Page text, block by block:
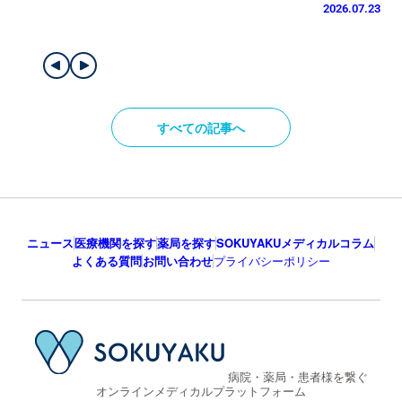
2026.07.23
すべての記事へ
ニュース医療機関を探す薬局を探すSOKUYAKUメディカルコラム
よくある質問お問い合わせプライバシーポリシー
病院・薬局・患者様を繋ぐ
オンラインメディカルプラットフォーム